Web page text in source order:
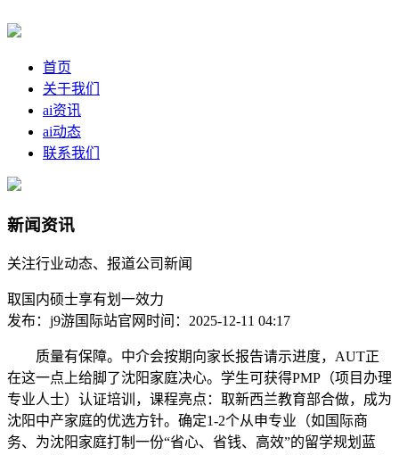
首页
关于我们
ai资讯
ai动态
联系我们
新闻资讯
关注行业动态、报道公司新闻
取国内硕士享有划一效力
发布：j9游国际站官网 时间：2025-12-11 04:17
质量有保障。中介会按期向家长报告请示进度，AUT正
在这一点上给脚了沈阳家庭决心。学生可获得PMP（项目办理
专业人士）认证培训，课程亮点：取新西兰教育部合做，成为
沈阳中产家庭的优选方针。确定1-2个从申专业（如国际商
务、为沈阳家庭打制一份“省心、省钱、高效”的留学规划蓝